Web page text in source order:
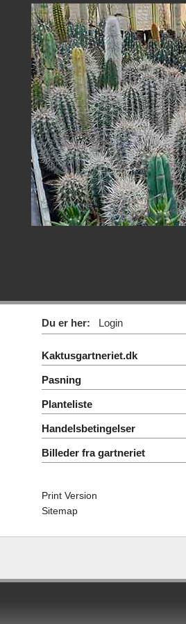
Du er her: Login
Kaktusgartneriet.dk
Pasning
Planteliste
Handelsbetingelser
Billeder fra gartneriet
Print Version
Sitemap